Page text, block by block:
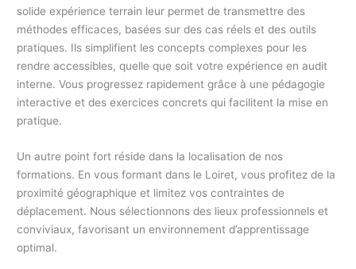
solide expérience terrain leur permet de transmettre des
méthodes efficaces, basées sur des cas réels et des outils
pratiques. Ils simplifient les concepts complexes pour les
rendre accessibles, quelle que soit votre expérience en audit
interne. Vous progressez rapidement grâce à une pédagogie
interactive et des exercices concrets qui facilitent la mise en
pratique.
Un autre point fort réside dans la localisation de nos
formations. En vous formant dans le Loiret, vous profitez de la
proximité géographique et limitez vos contraintes de
déplacement. Nous sélectionnons des lieux professionnels et
conviviaux, favorisant un environnement d’apprentissage
optimal.